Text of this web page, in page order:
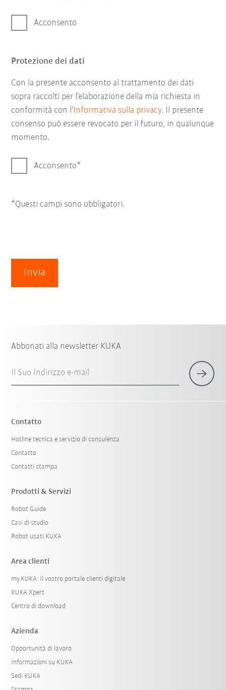
Acconsento
Protezione dei dati
Con la presente acconsento al trattamento dei dati
sopra raccolti per l’elaborazione della mia richiesta in
conformità con l’Informativa sulla privacy. Il presente
consenso può essere revocato per il futuro, in qualunque
momento.
Acconsento
*Questi campi sono obbligatori.
Invia
Abbonati alla newsletter KUKA
Il Suo Indirizzo e-mail
Contatto
Hotline tecnica e servizio di consulenza
Contatto
Contatti stampa
Prodotti & Servizi
Robot Guide
Casi di studio
Robot usati KUKA
Area clienti
my.KUKA: Il vostro portale clienti digitale
KUKA Xpert
Centro di download
Azienda
Opportunità di lavoro
Informazioni su KUKA
Sedi KUKA